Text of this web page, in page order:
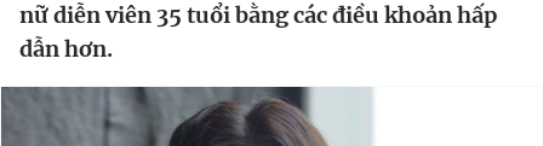
Tiện ích Bạn cần biết
nữ diễn viên 35 tuổi bằng các điều khoản hấp
dẫn hơn.